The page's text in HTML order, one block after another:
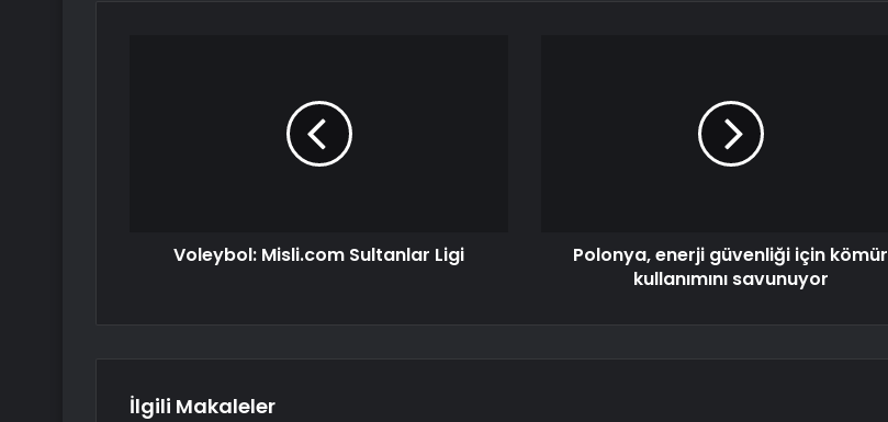
Voleybol: Misli.com Sultanlar Ligi
Polonya, enerji güvenliği için kömür
kullanımını savunuyor
İlgili Makaleler